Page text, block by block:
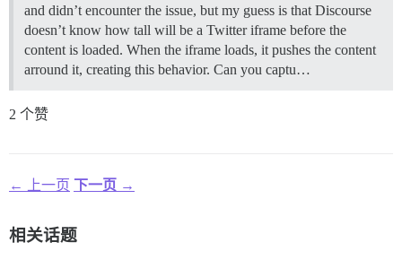
and didn’t encounter the issue, but my guess is that Discourse
doesn’t know how tall will be a Twitter iframe before the
content is loaded. When the iframe loads, it pushes the content
arround it, creating this behavior. Can you captu…
2 个赞
← 上一页 下一页 →
相关话题